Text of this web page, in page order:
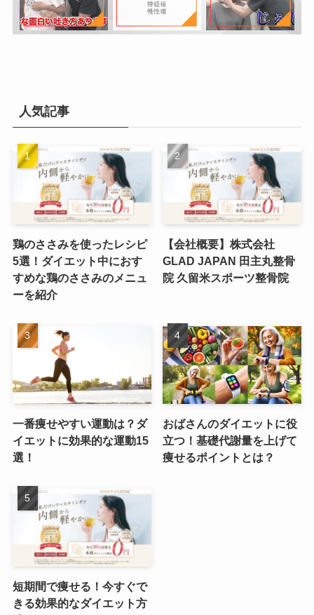
人気記事
鶏のささみを使ったレシピ
5選！ダイエット中におす
すめな鶏のささみのメニュ
ーを紹介
【会社概要】株式会社
GLAD JAPAN 田主丸整骨
院 久留米スポーツ整骨院
一番痩せやすい運動は？ダ
イエットに効果的な運動15
選！
おばさんのダイエットに役
立つ！基礎代謝量を上げて
痩せるポイントとは？
短期間で痩せる！今すぐで
きる効果的なダイエット方